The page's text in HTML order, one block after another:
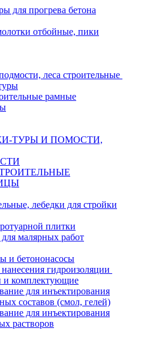
для прогрева бетона
отбойные, пики
леса строительные
рамные
ТУРЫ И ПОМОСТИ,
лебедки для стройки
плитки
малярных работ
и бетононасосы
гидроизоляции
и комплектующие
для инъектирования
составов (смол, гелей)
для инъектирования
растворов